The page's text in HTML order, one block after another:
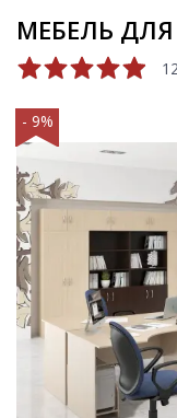
МЕБЕЛЬ ДЛЯ
- 9%